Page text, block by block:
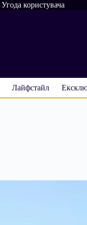
Угода користувача
Лайфстайл